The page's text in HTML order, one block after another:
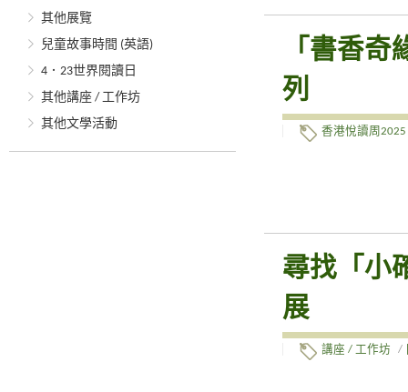
其他展覽
兒童故事時間 (英語)
4．23世界閱讀日
其他講座 / 工作坊
其他文學活動
「書香
列
香港悅讀周2025
尋找「小
展
講座 / 工作坊 /